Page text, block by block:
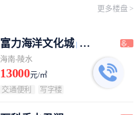
更多楼盘 >
富力海洋文化城| 在售
海南-陵水
13000元/㎡
交通便利
写字楼